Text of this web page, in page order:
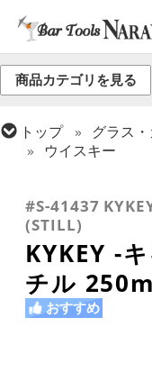
商品カテゴリを見る
トップ グラス
ウイスキー
その他ブランド
#S-41437
(STILL)
KYKEY -
チル
おすすめ